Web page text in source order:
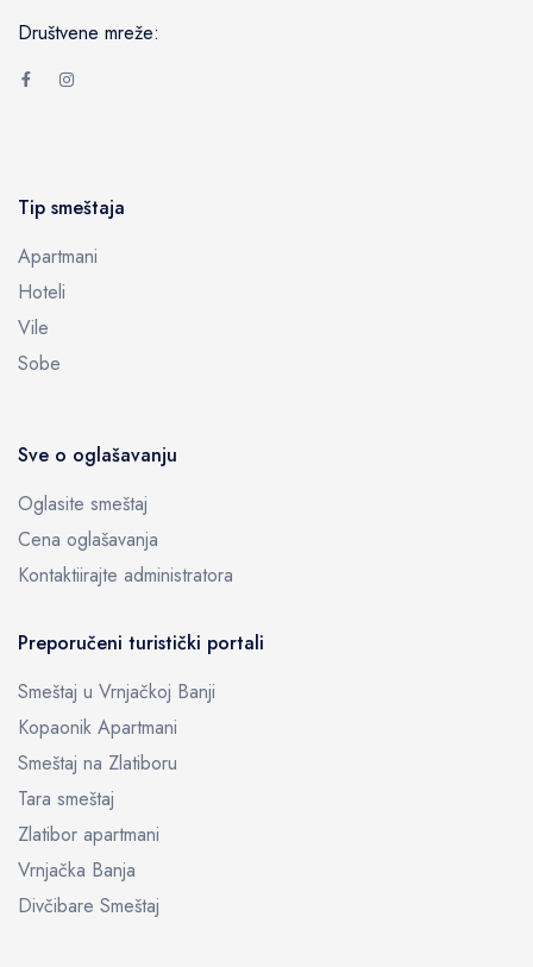
Društvene mreže:
Tip smeštaja
Apartmani
Hoteli
Vile
Sobe
Sve o oglašavanju
Oglasite smeštaj
Cena oglašavanja
Kontaktiirajte administratora
Preporučeni turistički portali
Smeštaj u Vrnjačkoj Banji
Kopaonik Apartmani
Smeštaj na Zlatiboru
Tara smeštaj
Zlatibor apartmani
Vrnjačka Banja
Divčibare Smeštaj